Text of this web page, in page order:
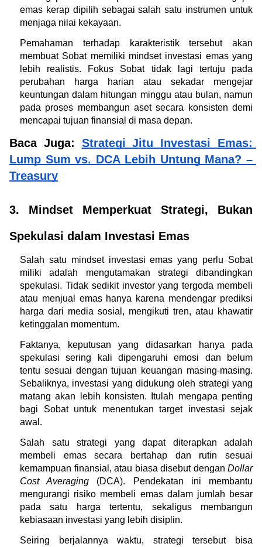
emas kerap dipilih sebagai salah satu instrumen untuk
menjaga nilai kekayaan.
Pemahaman terhadap karakteristik tersebut akan
membuat Sobat memiliki mindset investasi emas yang
lebih realistis. Fokus Sobat tidak lagi tertuju pada
perubahan harga harian atau sekadar mengejar
keuntungan dalam hitungan minggu atau bulan, namun
pada proses membangun aset secara konsisten demi
mencapai tujuan finansial di masa depan.
Baca Juga: Strategi Jitu Investasi Emas:
Lump Sum vs. DCA Lebih Untung Mana? –
Treasury
3. Mindset Memperkuat Strategi, Bukan
Spekulasi dalam Investasi Emas
Salah satu mindset investasi emas yang perlu Sobat
miliki adalah mengutamakan strategi dibandingkan
spekulasi. Tidak sedikit investor yang tergoda membeli
atau menjual emas hanya karena mendengar prediksi
harga dari media sosial, mengikuti tren, atau khawatir
ketinggalan momentum.
Faktanya, keputusan yang didasarkan hanya pada
spekulasi sering kali dipengaruhi emosi dan belum
tentu sesuai dengan tujuan keuangan masing-masing.
Sebaliknya, investasi yang didukung oleh strategi yang
matang akan lebih konsisten. Itulah mengapa penting
bagi Sobat untuk menentukan target investasi sejak
awal.
Salah satu strategi yang dapat diterapkan adalah
membeli emas secara bertahap dan rutin sesuai
kemampuan finansial, atau biasa disebut dengan Dollar
Cost Averaging (DCA). Pendekatan ini membantu
mengurangi risiko membeli emas dalam jumlah besar
pada satu harga tertentu, sekaligus membangun
kebiasaan investasi yang lebih disiplin.
Seiring berjalannya waktu, strategi tersebut bisa